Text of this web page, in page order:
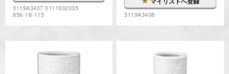
3119A3407 0111932035
856-18-115
3119A3408